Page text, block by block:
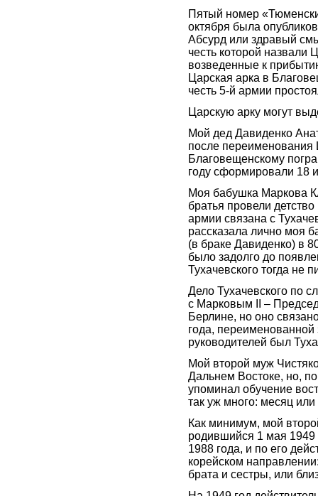
Пятый номер
октября была
Абсурд или здравый
честь которой назвали
возведенные к
Царская арка в
честь 5-й армии
Царскую арку могут
Мой дед Давиденко
после переименования
Благовещенскому
году сформировали 18
Моя бабушка Маркова
братья провели
армии связана с
рассказала лично моя
(в браке Давиденко) в
было задолго до
Тухачевского тогда не
Дело Тухачевского по
с Марковым II –
Берлине, но оно
года, переименованной
руководителей был
Мой второй муж
Дальнем Востоке, но,
упоминал обучение
так уж много: месяц
Как минимум, мой
родившийся 1 мая
1988 года, и по его
корейском
брата и сестры, или